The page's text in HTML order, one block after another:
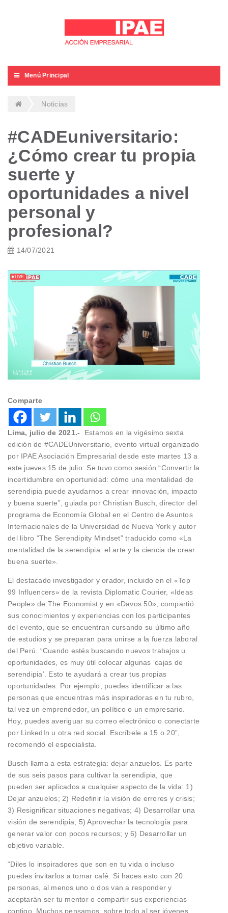
Menú Principal
Noticias
#CADEuniversitario:
¿Cómo crear tu propia
suerte y
oportunidades a nivel
personal y
profesional?
14/07/2021
Comparte
Lima, julio de 2021.- Estamos en la vigésimo sexta
edición de #CADEUniversitario, evento virtual organizado
por IPAE Asociación Empresarial desde este martes 13 a
este jueves 15 de julio. Se tuvo como sesión “Convertir la
incertidumbre en oportunidad: cómo una mentalidad de
serendipia puede ayudarnos a crear innovación, impacto
y buena suerte”, guiada por Christian Busch, director del
programa de Economía Global en el Centro de Asuntos
Internacionales de la Universidad de Nueva York y autor
del libro “The Serendipity Mindset” traducido como «La
mentalidad de la serendipia: el arte y la ciencia de crear
buena suerte».
El destacado investigador y orador, incluido en el «Top
99 Influencers» de la revista Diplomatic Courier, «Ideas
People» de The Economist y en «Davos 50», compartió
sus conocimientos y experiencias con los participantes
del evento, que se encuentran cursando su último año
de estudios y se preparan para unirse a la fuerza laboral
del Perú. “Cuando estés buscando nuevos trabajos u
oportunidades, es muy útil colocar algunas ‘cajas de
serendipia’. Esto te ayudará a crear tus propias
oportunidades. Por ejemplo, puedes identificar a las
personas que encuentras más inspiradoras en tu rubro,
tal vez un emprendedor, un político o un empresario.
Hoy, puedes averiguar su correo electrónico o conectarte
por LinkedIn u otra red social. Escríbele a 15 o 20”,
recomendó el especialista.
Busch llama a esta estrategia: dejar anzuelos. Es parte
de sus seis pasos para cultivar la serendipia, que
pueden ser aplicados a cualquier aspecto de la vida: 1)
Dejar anzuelos; 2) Redefinir la visión de errores y crisis;
3) Resignificar situaciones negativas; 4) Desarrollar una
visión de serendipia; 5) Aprovechar la tecnología para
generar valor con pocos recursos; y 6) Desarrollar un
objetivo variable.
“Diles lo inspiradores que son en tu vida o incluso
puedes invitarlos a tomar café. Si haces esto con 20
personas, al menos uno o dos van a responder y
aceptarán ser tu mentor o compartir sus experiencias
contigo. Muchos pensamos, sobre todo al ser jóvenes,